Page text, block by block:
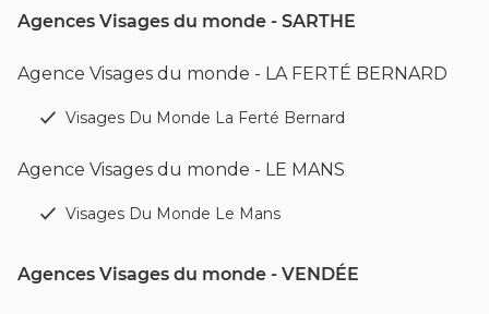
Agences Visages du monde - SARTHE
Agence Visages du monde - LA FERTÉ BERNARD
Visages Du Monde La Ferté Bernard
Agence Visages du monde - LE MANS
Visages Du Monde Le Mans
Agences Visages du monde - VENDÉE